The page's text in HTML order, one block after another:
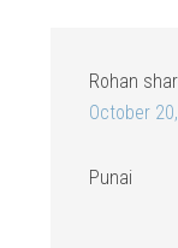
Rohan
October
Punai